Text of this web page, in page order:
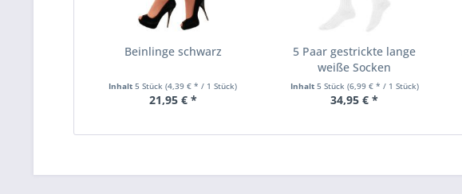
Beinlinge schwarz
Inhalt5 Stück(4,39 € * / 1 Stück)
21,95 € *
5 Paar gestrickte lange
weiße Socken
Inhalt 5 Stück (6,99 € * / 1 Stück)
34,95 € *